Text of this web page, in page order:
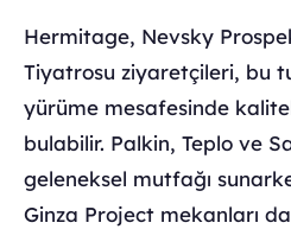
Hermitage, Nevsky
Tiyatrosu ziyaretçileri, bu
yürüme mesafesinde
bulabilir. Palkin, Teplo ve
geleneksel mutfağı
Ginza Project mekanları